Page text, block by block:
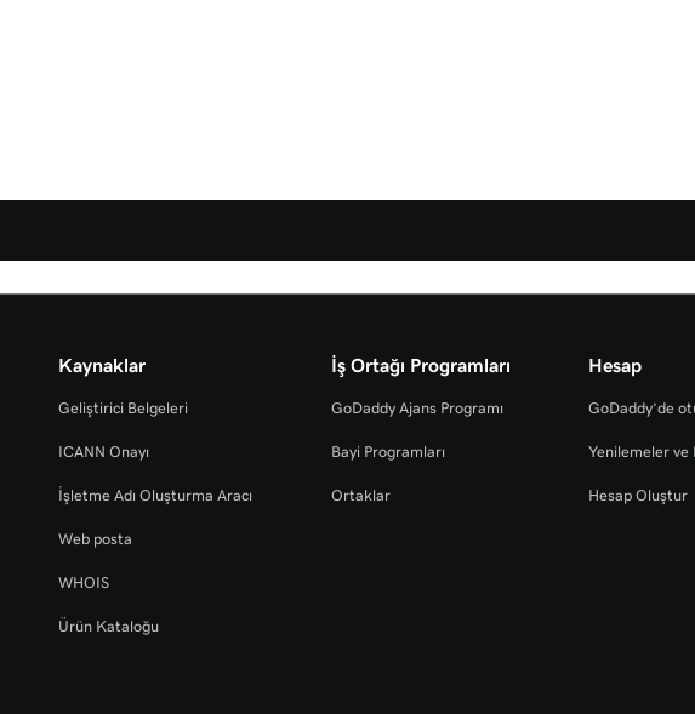
Kaynaklar
Geliştirici Belgeleri
ICANN Onayı
İşletme Adı Oluşturma Aracı
Web posta
WHOIS
Ürün Kataloğu
İş Ortağı Programları
GoDaddy Ajans Programı
Bayi Programları
Ortaklar
Hesap
GoDaddy’de
Yenilemeler ve
Hesap Oluştur